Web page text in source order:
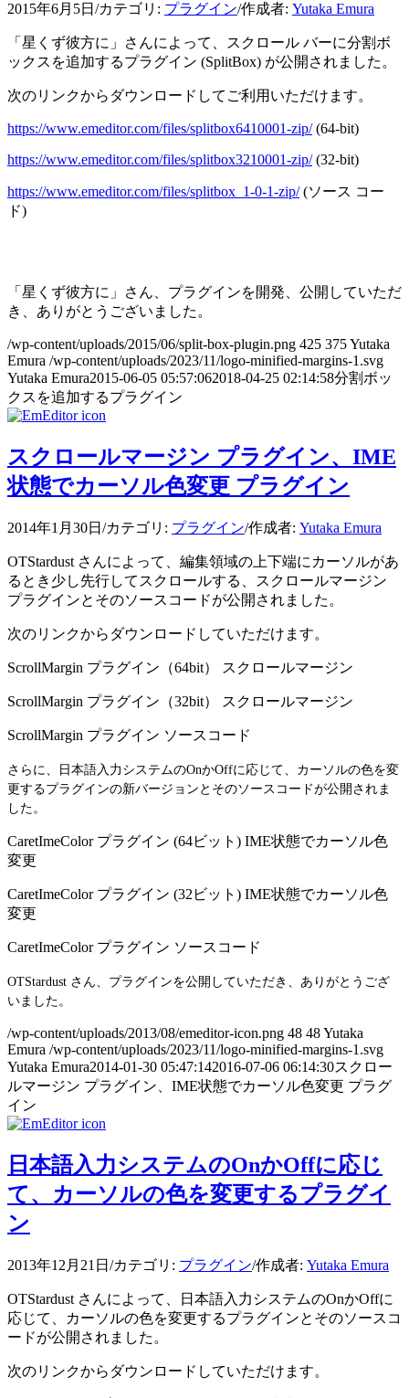
2015年6月5日 /カテゴリ: プラグイン/作成者: Yutaka Emura
「星くず彼方に」さんによって、スクロール バーに分割ボ
ックスを追加するプラグイン (SplitBox) が公開されました。
次のリンクからダウンロードしてご利用いただけます。
https://www.emeditor.com/files/splitbox6410001-zip/(64-bit)
https://www.emeditor.com/files/splitbox3210001-zip/(32-bit)
https://www.emeditor.com/files/splitbox_1-0-1-zip/(ソース コー
ド)
「星くず彼方に」さん、プラグインを開発、公開していただ
き、ありがとうございました。
/wp-content/uploads/2015/06/split-box-plugin.png 425 375Yutaka
Emura /wp-content/uploads/2023/11/logo-minified-margins-1.svg
Yutaka Emura2015-06-05 05:57:062018-04-25 02:14:58分割ボッ
クスを追加するプラグイン
スクロールマージン プラグイン、IME
状態でカーソル色変更 プラグイン
2014年1月30日 /カテゴリ: プラグイン/作成者: Yutaka Emura
OTStardust さんによって、編集領域の上下端にカーソルがあ
るとき少し先行してスクロールする、スクロールマージン
プラグインとそのソースコードが公開されました。
次のリンクからダウンロードしていただけます。
ScrollMargin プラグイン（64bit） スクロールマージン
ScrollMargin プラグイン（32bit） スクロールマージン
ScrollMargin プラグイン ソースコード
さらに、日本語入力システムのOnかOffに応じて、カーソルの色を変
更するプラグインの新バージョンとそのソースコードが公開されま
した。
CaretImeColor プラグイン (64ビット) IME状態でカーソル色
変更
CaretImeColor プラグイン (32ビット) IME状態でカーソル色
変更
CaretImeColor プラグイン ソースコード
OTStardust さん、プラグインを公開していただき、ありがとうござ
いました。
/wp-content/uploads/2013/08/emeditor-icon.png 48 48Yutaka
Emura /wp-content/uploads/2023/11/logo-minified-margins-1.svg
Yutaka Emura2014-01-30 05:47:142016-07-06 06:14:30スクロー
ルマージン プラグイン、IME状態でカーソル色変更 プラグ
イン
日本語入力システムのOnかOffに応じ
て、カーソルの色を変更するプラグイ
ン
2013年12月21日 /カテゴリ: プラグイン/作成者: Yutaka Emura
OTStardust さんによって、日本語入力システムのOnかOffに
応じて、カーソルの色を変更するプラグインとそのソースコ
ードが公開されました。
次のリンクからダウンロードしていただけます。